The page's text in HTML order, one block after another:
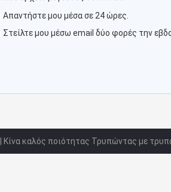
Απαντήστε μου μέσα σε 24 ώρες.
Στείλτε μου μέσω email δύο φορές την
| Κίνα καλός ποιότητας Τρυπώντας με